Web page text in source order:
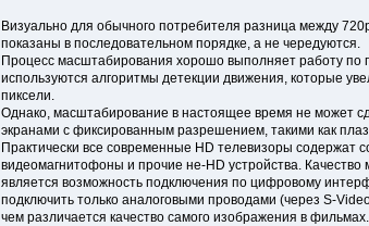
Визуально для обычного потребителя разница между
показаны в последовательном порядке, а не чередуются.
Процесс масштабирования хорошо выполняет работу по
используются алгоритмы детекции движения, которые
пиксели.
Однако, масштабирование в настоящее время не может
экранами с фиксированным разрешением, такими как
Практически все современные HD телевизоры
видеомагнитофоны и прочие не-HD устройства.
является возможность подключения по цифровому
подключить только аналоговыми проводами (через S-
чем различается качество самого изображения в фильмах.